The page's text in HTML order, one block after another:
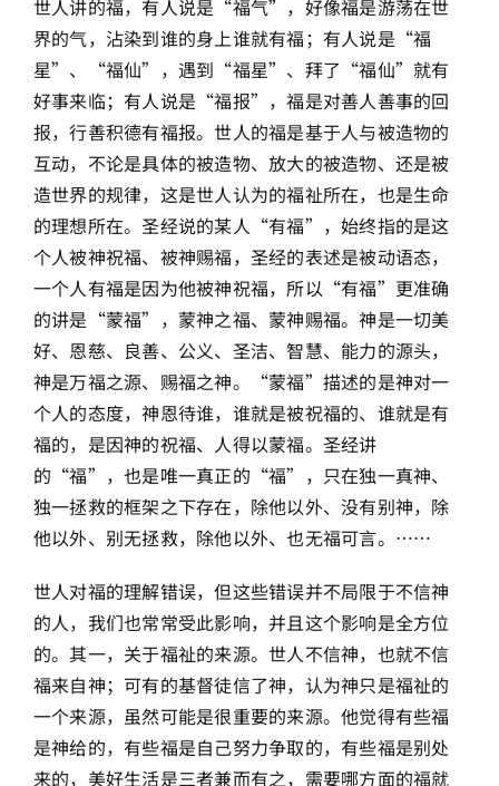
神学概论
圣经解析
简介
下载
世人讲的福，有人说是“福气”，好像福是游荡在世
界的气，沾染到谁的身上谁就有福；有人说是“福
星”、“福仙”，遇到“福星”、拜了“福仙”就有
好事来临；有人说是“福报”，福是对善人善事的回
报，行善积德有福报。世人的福是基于人与被造物的
互动，不论是具体的被造物、放大的被造物、还是被
造世界的规律，这是世人认为的福祉所在，也是生命
的理想所在。圣经说的某人“有福”，始终指的是这
个人被神祝福、被神赐福，圣经的表述是被动语态，
一个人有福是因为他被神祝福，所以“有福”更准确
的讲是“蒙福”，蒙神之福、蒙神赐福。神是一切美
好、恩慈、良善、公义、圣洁、智慧、能力的源头，
神是万福之源、赐福之神。“蒙福”描述的是神对一
个人的态度，神恩待谁，谁就是被祝福的、谁就是有
福的，是因神的祝福、人得以蒙福。圣经讲
的“福”，也是唯一真正的“福”，只在独一真神、
独一拯救的框架之下存在，除他以外、没有别神，除
他以外、别无拯救，除他以外、也无福可言。……
世人对福的理解错误，但这些错误并不局限于不信神
的人，我们也常常受此影响，并且这个影响是全方位
的。其一，关于福祉的来源。世人不信神，也就不信
福来自神；可有的基督徒信了神，认为神只是福祉的
一个来源，虽然可能是很重要的来源。他觉得有些福
是神给的，有些福是自己努力争取的，有些福是别处
来的，美好生活是三者兼而有之，需要哪方面的福就